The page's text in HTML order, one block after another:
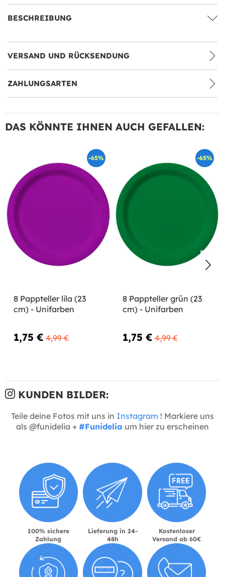
BESCHREIBUNG
VERSAND UND RÜCKSENDUNG
ZAHLUNGSARTEN
DAS KÖNNTE IHNEN AUCH GEFALLEN:
-65%
8 Pappteller lila (23
cm) - Unifarben
1,75 € 4,99 €
-65%
8 Pappteller grün (23
cm) - Unifarben
1,75 € 4,99 €
KUNDEN BILDER:
Teile deine Fotos mit uns in Instagram ! Markiere uns
als @funidelia + #Funidelia um hier zu erscheinen
100% sichere
Zahlung
Lieferung in 24-
48h
Kostenloser
Versand ab 60€